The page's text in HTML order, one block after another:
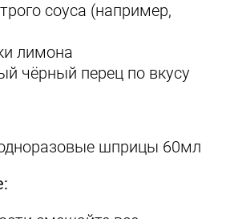
соуса (например,
лимона
чёрный перец по вкусу
шприцы 60мл